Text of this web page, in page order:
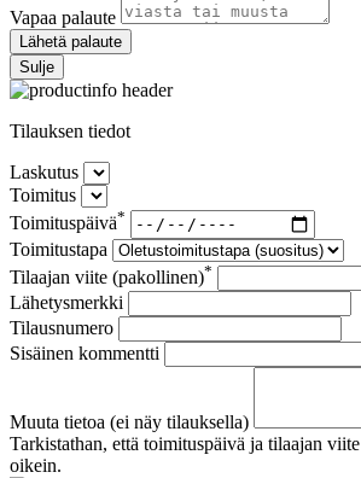
Vapaa palaute
Lähetä palaute
Sulje
Tilauksen tiedot
Laskutus
Toimitus
Toimituspäivä*
Toimitustapa
Tilaajan viite (pakollinen)*
Lähetysmerkki
Tilausnumero
Sisäinen kommentti
Muuta tietoa (ei näy tilauksella)
Tarkistathan, että toimituspäivä ja tilaajan
oikein.